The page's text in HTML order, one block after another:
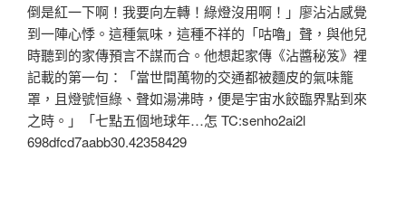
倒是紅一下啊！我要向左轉！綠燈沒用啊！」廖沾沾感覺
到一陣心悸。這種氣味，這種不祥的「咕嚕」聲，與他兒
時聽到的家傳預言不謀而合。他想起家傳《沾醬秘笈》裡
記載的第一句：「當世間萬物的交通都被麵皮的氣味籠
罩，且燈號恒綠、聲如湯沸時，便是宇宙水餃臨界點到來
之時。」「七點五個地球年…怎 TC:senho2ai2l
698dfcd7aabb30.42358429